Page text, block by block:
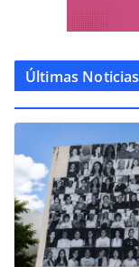
Últimas Noticias